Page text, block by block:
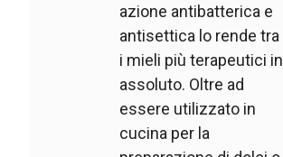
azione antibatterica e
antisettica lo rende tra
i mieli più terapeutici in
assoluto. Oltre ad
essere utilizzato in
cucina per la